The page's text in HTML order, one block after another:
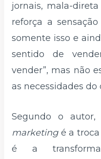
jornais, mala-direta
reforça a
somente isso e
sentido de
vender”, mas não
as necessidades do
Segundo o
marketingé a troca
é a